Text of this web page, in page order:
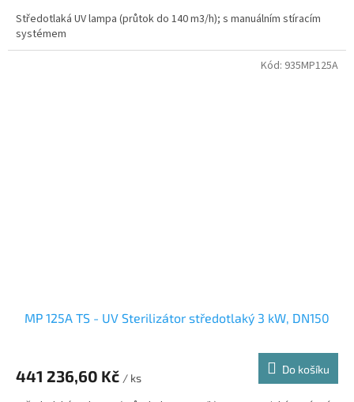
Středotlaká UV lampa (průtok do 140 m3/h); s manuálním stíracím
systémem
MP 125A TS - UV Sterilizátor středotlaký 3 kW, DN150
441 236,60 Kč / ks
Do košíku
Kód: 935MP125A